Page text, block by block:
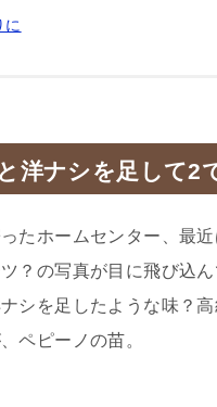
に
洋ナシを足して2
たホームセンター、最
？の写真が目に飛び込ん
シを足したような味？
ペピーノの苗。